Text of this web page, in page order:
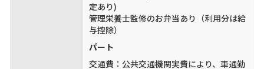
定あり)
管理栄養士監修のお弁当あり（利用分は給
与控除）
パート
交通費：公共交通機関実費により、車通勤